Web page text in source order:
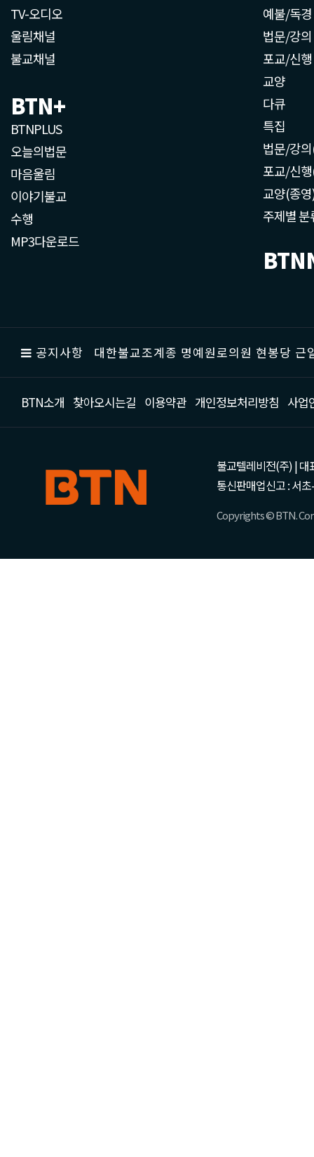
TV-오디오
울림채널
불교채널
BTN+
BTNPLUS
오늘의법문
마음울림
이야기불교
수행
MP3다운로드
예불/독경
법문/강의
포교/신행
교양
다큐
특집
법문/강
포교/신
교양(종
주제별 분
공지사항 대한불교조계종 명예원로의원 현봉당
BTN소개 찾아오시는길 이용약관 개인정보처리방침 사업
불교텔레비전(주) | 대
통신판매업신고 : 서
Copyrights © BTN.